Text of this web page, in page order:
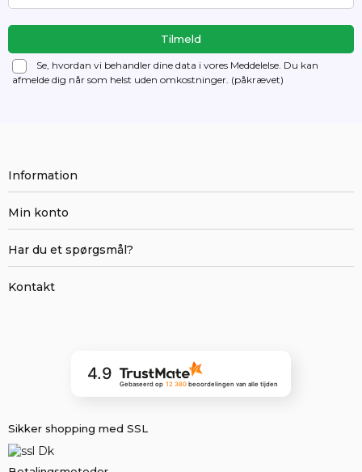
Se, hvordan vi behandler dine data i vores Meddelelse. Du kan
afmelde dig når som helst uden omkostninger. (påkrævet)
Information
Min konto
Har du et spørgsmål?
Kontakt
4.9
Gebaseerd op 12 380 beoordelingenvan alle tijden
Sikker shopping med SSL